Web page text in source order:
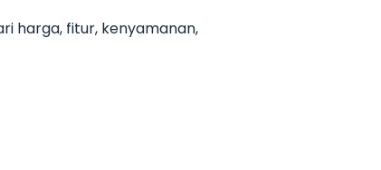
harga, fitur, kenyamanan,